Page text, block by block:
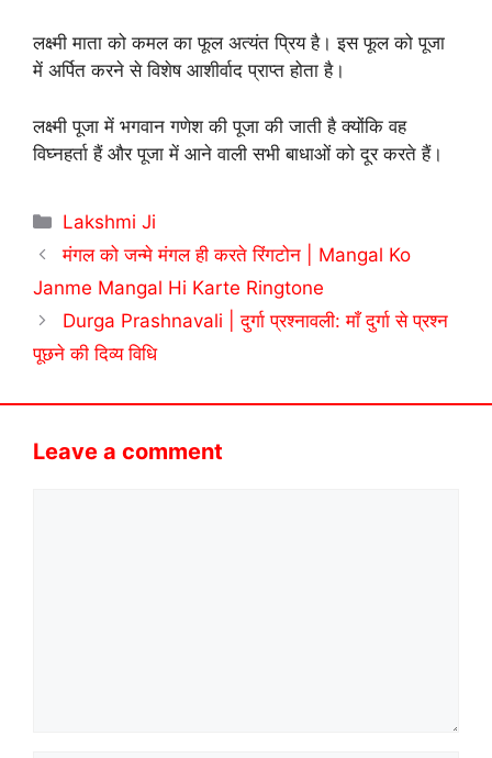
लक्ष्मी माता को कमल का फूल अत्यंत प्रिय है। इस फूल को पूजा
में अर्पित करने से विशेष आशीर्वाद प्राप्त होता है।
लक्ष्मी पूजा में भगवान गणेश की पूजा की जाती है क्योंकि वह
विघ्नहर्ता हैं और पूजा में आने वाली सभी बाधाओं को दूर करते हैं।
Categories
Lakshmi Ji
मंगल को जन्मे मंगल ही करते रिंगटोन | Mangal Ko
Janme Mangal Hi Karte Ringtone
Durga Prashnavali | दुर्गा प्रश्नावली: माँ दुर्गा से प्रश्न
पूछने की दिव्य विधि
Leave a comment